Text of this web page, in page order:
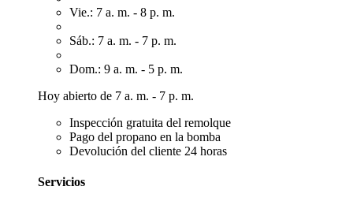
Vie.: 7 a. m. - 8 p. m.
Sáb.: 7 a. m. - 7 p. m.
Dom.: 9 a. m. - 5 p. m.
Hoy abierto de 7 a. m. - 7 p. m.
Inspección gratuita del remolque
Pago del propano en la bomba
Devolución del cliente 24 horas
Servicios